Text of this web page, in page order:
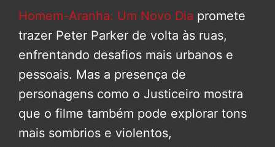
Homem-Aranha: Um Novo Dia promete
trazer Peter Parker de volta às ruas,
enfrentando desafios mais urbanos e
pessoais. Mas a presença de
personagens como o Justiceiro mostra
que o filme também pode explorar tons
mais sombrios e violentos,